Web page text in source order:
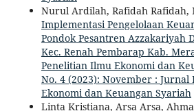
Nurul Ardilah, Rafidah Rafidah,
Implementasi Pengelolaan
Pondok Pesantren Azzakariyah
Kec. Renah Pembarap Kab.
Penelitian Ilmu Ekonomi dan
No. 4 (2023): November : Jurnal
Ekonomi dan Keuangan Syariah
Linta Kristiana, Arsa Arsa,